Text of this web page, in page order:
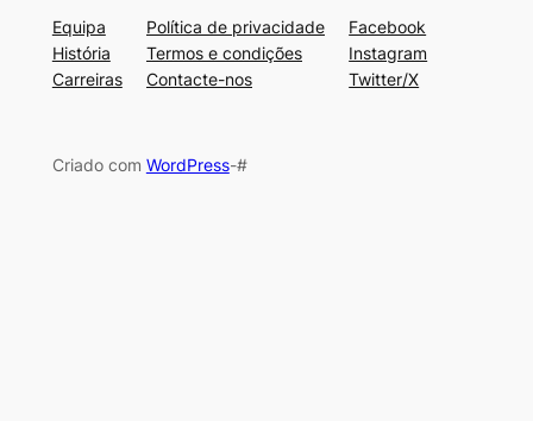
Equipa
História
Carreiras
Política de privacidade
Termos e condições
Contacte-nos
Facebook
Instagram
Twitter/X
Criado com WordPress-#